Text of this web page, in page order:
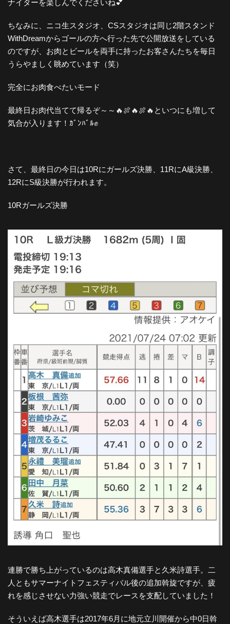
ナイターを楽しんでくださいね💕
ちなみに、ニコ生スタジオ、CSスタジオは同じ2階スタンド
WithDreamからゴールの方へ行った先で公開放送をしている
のですが、お肉とビールを両手に持ったお客さんたちを毎日
うらやましく眺めています（笑）
完全にお肉食べたいモード
最終日お肉代当てて帰るぞ～～🔥🍖🔥🍖🔥といつにも増して
気合が入ります！ｶﾞﾝﾊﾞﾙ✊
さて、最終日の今日は10Rにガールズ決勝、11RにA級決勝、
12RにS級決勝が行われます。
10Rガールズ決勝
連勝で勝ち上がっているのは高木真備選手と久米詩選手。二
人ともサマーナイトフェスティバル後の追加斡旋ですが、疲
れを感じさせない力強い競走でレースを支配していました！
そういえば高木選手は2017年6月に地元立川開催から中0日斡